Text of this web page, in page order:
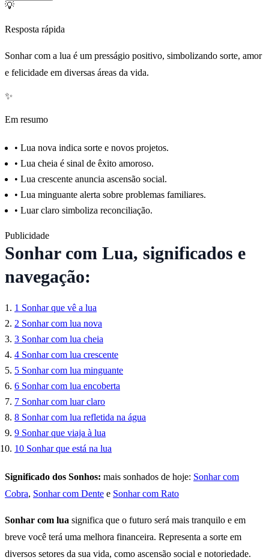
💡
Resposta rápida
Sonhar com a lua é um presságio positivo, simbolizando sorte, amor
e felicidade em diversas áreas da vida.
✨
Em resumo
• Lua nova indica sorte e novos projetos.
• Lua cheia é sinal de êxito amoroso.
• Lua crescente anuncia ascensão social.
• Lua minguante alerta sobre problemas familiares.
• Luar claro simboliza reconciliação.
Publicidade
Sonhar com Lua, significados e
navegação:
1 Sonhar que vê a lua
2 Sonhar com lua nova
3 Sonhar com lua cheia
4 Sonhar com lua crescente
5 Sonhar com lua minguante
6 Sonhar com lua encoberta
7 Sonhar com luar claro
8 Sonhar com lua refletida na água
9 Sonhar que viaja à lua
10 Sonhar que está na lua
Significado dos Sonhos: mais sonhados de hoje: Sonhar com
Cobra, Sonhar com Dente e Sonhar com Rato
Sonhar com lua significa que o futuro será mais tranquilo e em
breve você terá uma melhora financeira. Representa a sorte em
diversos setores da sua vida, como ascensão social e notoriedade.